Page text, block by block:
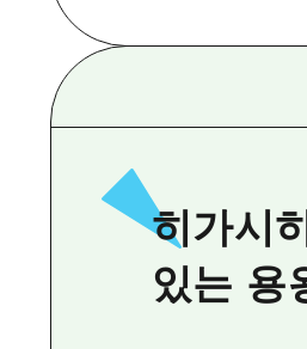
히가시
있는 용